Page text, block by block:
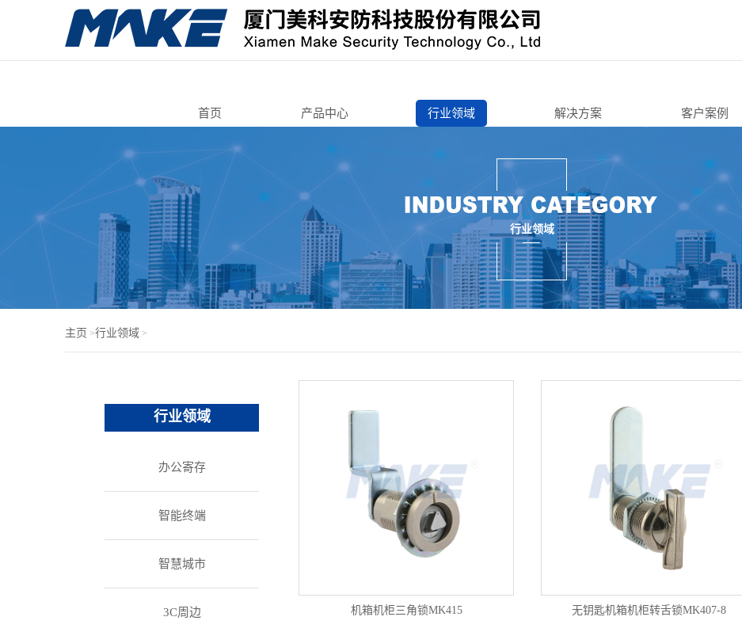
首页 产品中心
寄存柜锁
智能电子锁
机箱机柜锁/把手锁
锁芯/按压锁
电脑锁
办公家具锁
重型挂锁/报警锁
行业领域
智慧城市
机车后装
解决方案
智慧城市
交通工具
3C周边
商用锁
客户案例
行业领域
主页 >行业领域 >
行业领域
办公寄存
智能终端
智慧城市
3C周边 机箱机柜三角锁MK415 无钥匙机箱机柜转舌锁MK407-8